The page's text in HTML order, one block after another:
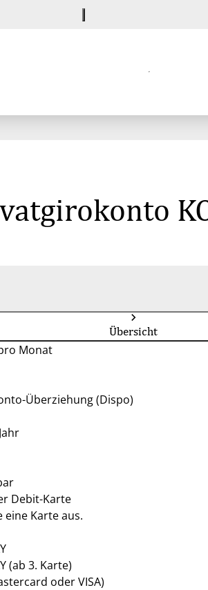
Übersicht
Monat
Überziehung (Dispo)
Debit-Karte
eine Karte aus.
(ab 3. Karte)
oder VISA)